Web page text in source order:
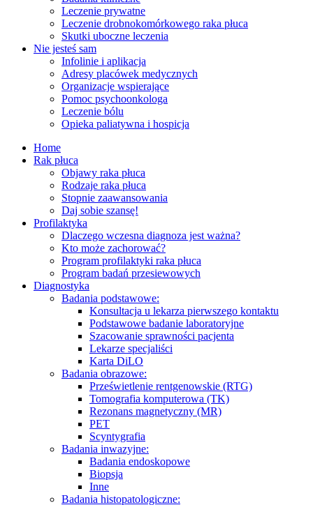
Leczenie prywatne
Leczenie drobnokomórkowego raka płuca
Skutki uboczne leczenia
Nie jesteś sam
Infolinie i aplikacja
Adresy placówek medycznych
Organizacje wspierające
Pomoc psychoonkologa
Leczenie bólu
Opieka paliatywna i hospicja
Home
Rak płuca
Objawy raka płuca
Rodzaje raka płuca
Stopnie zaawansowania
Daj sobie szansę!
Profilaktyka
Dlaczego wczesna diagnoza jest ważna?
Kto może zachorować?
Program profilaktyki raka płuca
Program badań przesiewowych
Diagnostyka
Badania podstawowe:
Konsultacja u lekarza pierwszego kontaktu
Podstawowe badanie laboratoryjne
Szacowanie sprawności pacjenta
Lekarze specjaliści
Karta DiLO
Badania obrazowe:
Prześwietlenie rentgenowskie (RTG)
Tomografia komputerowa (TK)
Rezonans magnetyczny (MR)
PET
Scyntygrafia
Badania inwazyjne:
Badania endoskopowe
Biopsja
Inne
Badania histopatologiczne: